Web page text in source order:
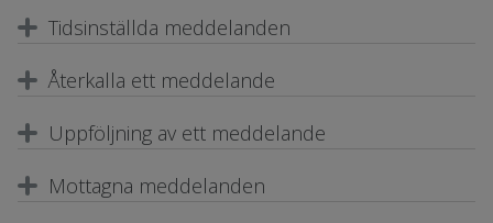
Tidsinställda meddelanden
Återkalla ett meddelande
Uppföljning av ett meddelande
Mottagna meddelanden